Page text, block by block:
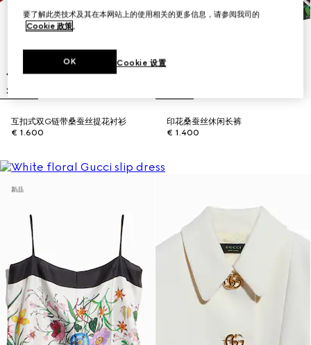
互扣式双G链带桑蚕丝提花衬衫
€ 1.600
印花桑蚕丝休闲长裤
€ 1.400
新品
要了解此类技术及其在本网站上的使用相关的更多信息，请参阅我司的
Cookie 政策。
Cookie 设置
OK